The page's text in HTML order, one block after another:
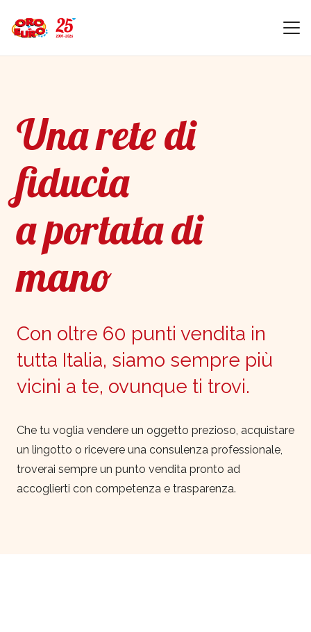
Una rete di
fiducia
a portata di
mano
Con oltre 60 punti vendita in
tutta Italia, siamo sempre più
vicini a te, ovunque ti trovi.
Che tu voglia vendere un oggetto prezioso, acquistare
un lingotto o ricevere una consulenza professionale,
troverai sempre un punto vendita pronto ad
accoglierti con competenza e trasparenza.